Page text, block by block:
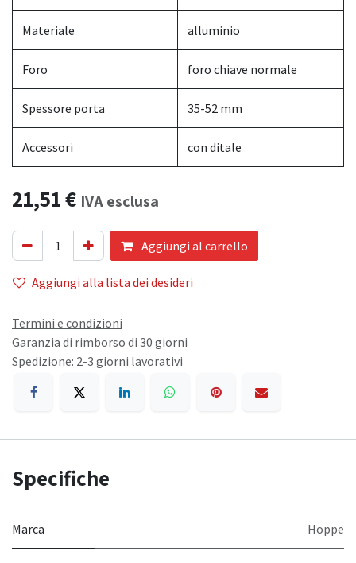
Materiale alluminio
Foro foro chiave normale
Spessore porta 35-52 mm
Accessori con ditale
21,51€ IVA esclusa
Aggiungi al carrello
Aggiungi alla lista dei desideri
Termini e condizioni
Garanzia di rimborso di 30 giorni
Spedizione: 2-3 giorni lavorativi
Specifiche
Marca Hoppe